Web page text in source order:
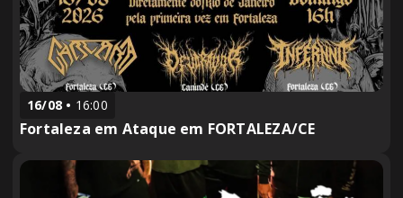
16/08 16:00
Fortaleza em Ataque em FORTALEZA/CE